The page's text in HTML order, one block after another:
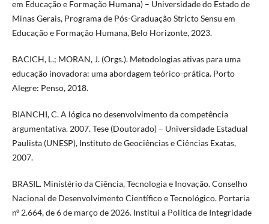
em Educação e Formação Humana) – Universidade do Estado de
Minas Gerais, Programa de Pós-Graduação Stricto Sensu em
Educação e Formação Humana, Belo Horizonte, 2023.
BACICH, L.; MORAN, J. (Orgs.). Metodologias ativas para uma
educação inovadora: uma abordagem teórico-prática. Porto
Alegre: Penso, 2018.
BIANCHI, C. A lógica no desenvolvimento da competência
argumentativa. 2007. Tese (Doutorado) – Universidade Estadual
Paulista (UNESP), Instituto de Geociências e Ciências Exatas,
2007.
BRASIL. Ministério da Ciência, Tecnologia e Inovação. Conselho
Nacional de Desenvolvimento Científico e Tecnológico. Portaria
nº 2.664, de 6 de março de 2026. Institui a Política de Integridade